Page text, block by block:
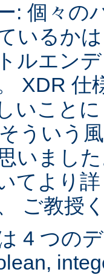
: 個々の
いるか
ルエン
XDR 仕
いこと
ういう
いまし
てより
ご教授
4 つの